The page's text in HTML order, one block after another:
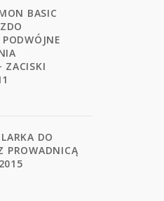
BASIC
ZACISKI
DO
PROWADNICĄ